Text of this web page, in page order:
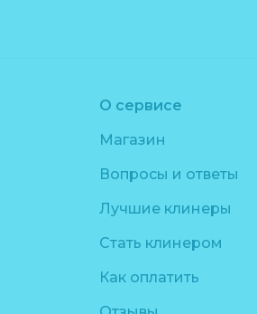
О сервисе
Магазин
Вопросы и ответы
Лучшие клинеры
Стать клинером
Как оплатить